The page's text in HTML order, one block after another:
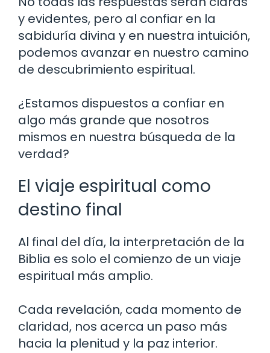
y evidentes, pero al confiar en la
sabiduría divina y en nuestra intuición,
podemos avanzar en nuestro camino
de descubrimiento espiritual.
¿Estamos dispuestos a confiar en
algo más grande que nosotros
mismos en nuestra búsqueda de la
verdad?
El viaje espiritual como
destino final
Al final del día, la interpretación de la
Biblia es solo el comienzo de un viaje
espiritual más amplio.
Cada revelación, cada momento de
claridad, nos acerca un paso más
hacia la plenitud y la paz interior.